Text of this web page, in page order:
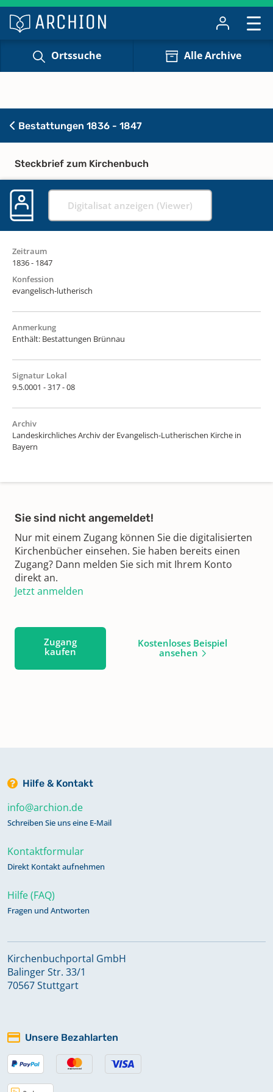
Ortssuche Alle Archive
Bestattungen 1836 - 1847
Steckbrief zum Kirchenbuch
Digitalisat anzeigen (Viewer)
Zeitraum
1836 - 1847
Konfession
evangelisch-lutherisch
Anmerkung
Enthält: Bestattungen Brünnau
Signatur Lokal
9.5.0001 - 317 - 08
Archiv
Landeskirchliches Archiv der Evangelisch-Lutherischen Kirche in
Bayern
Sie sind nicht angemeldet!
Nur mit einem Zugang können Sie die digitalisierten
Kirchenbücher einsehen. Sie haben bereits einen
Zugang? Dann melden Sie sich mit Ihrem Konto
direkt an.
Jetzt anmelden
Zugang
kaufen
Kostenloses Beispiel
ansehen
Hilfe & Kontakt
info@archion.de
Schreiben Sie uns eine E-Mail
Kontaktformular
Direkt Kontakt aufnehmen
Hilfe (FAQ)
Fragen und Antworten
Kirchenbuchportal GmbH
Balinger Str. 33/1
70567 Stuttgart
Unsere Bezahlarten